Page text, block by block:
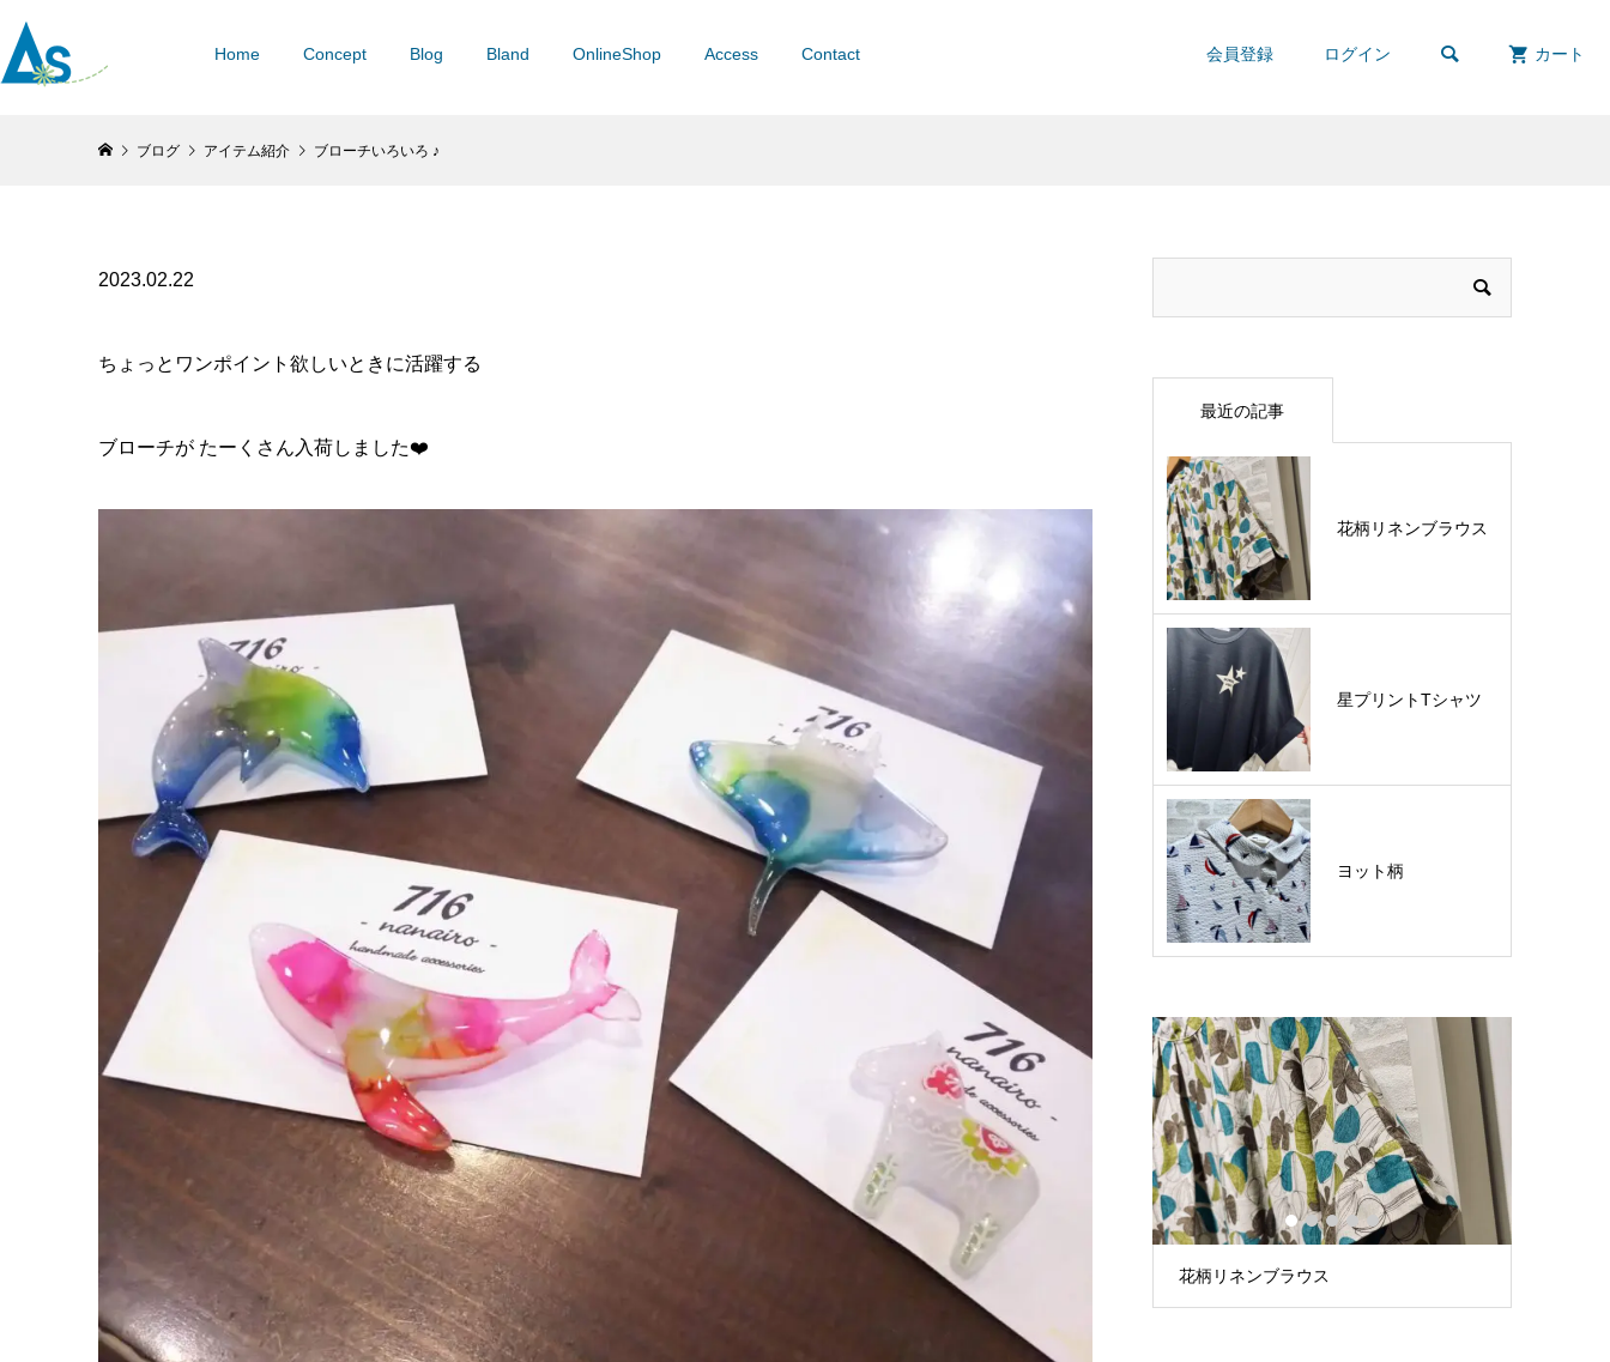
Home Concept Blog Bland OnlineShop Access Contact 会員登録 ログイン  カート
ブログ アイテム紹介 ブローチいろいろ ♪
2023.02.22
ちょっとワンポイント欲しいときに活躍する
ブローチが たーくさん入荷しました❤️
最近の記事
花柄リネンブラウス
星プリントTシャツ
ヨット柄
夏SALE ⭐︎ 続行 ！ 花柄リネンブラウス
1 2 3 4 5